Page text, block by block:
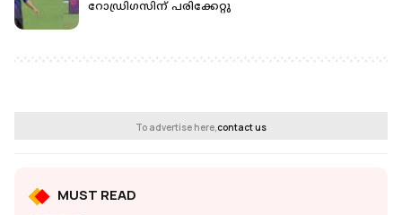
റോഡ്രിഗസിന് പരിക്കേറ്റു
To advertise here,contact us
MUST READ